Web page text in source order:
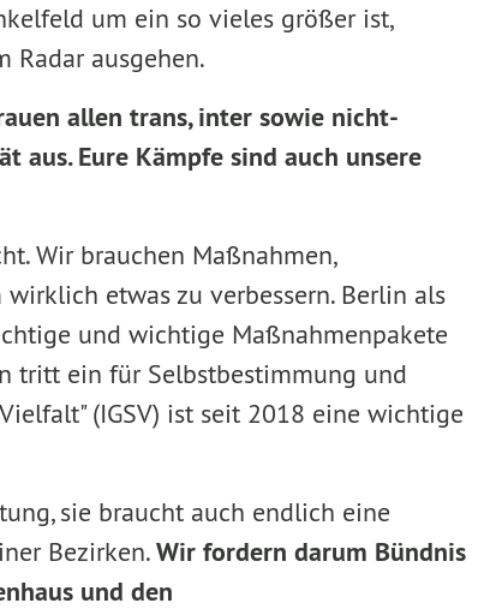
um ein so vieles größer ist,
Radar ausgehen.
allen trans, inter sowie nicht-
aus. Eure Kämpfe sind auch unsere
Wir brauchen Maßnahmen,
etwas zu verbessern. Berlin als
und wichtige Maßnahmenpakete
tritt ein für Selbstbestimmung und
(IGSV) ist seit 2018 eine wichtige
sie braucht auch endlich eine
Bezirken.Wir fordern darum Bündnis
und den